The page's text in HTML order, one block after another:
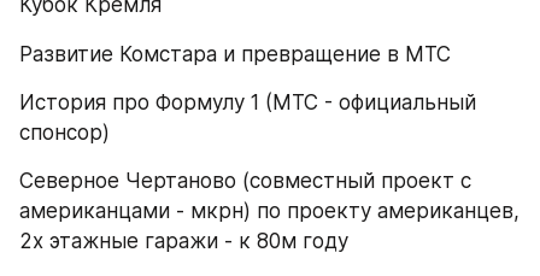
Кубок Кремля
Развитие Комстара и превращение в МТС
История про Формулу 1 (МТС - официальный
спонсор)
Северное Чертаново (совместный проект с
американцами - мкрн) по проекту американцев,
2х этажные гаражи - к 80м году